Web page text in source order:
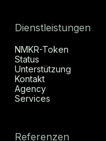
Dienstleistungen
NMKR-Token
Status
Unterstützung
Kontakt
Agency
Services
Referenzen